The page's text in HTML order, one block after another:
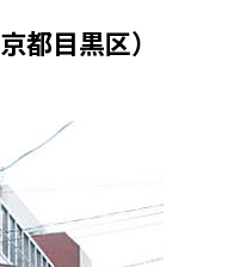
都目黒区）